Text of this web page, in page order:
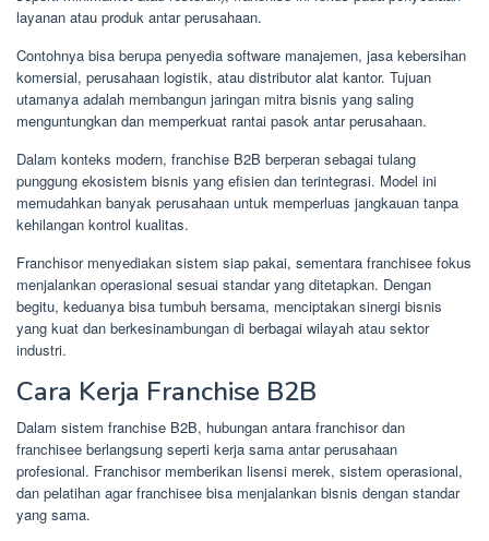
layanan atau produk antar perusahaan.
Contohnya bisa berupa penyedia software manajemen, jasa kebersihan
komersial, perusahaan logistik, atau distributor alat kantor. Tujuan
utamanya adalah membangun jaringan mitra bisnis yang saling
menguntungkan dan memperkuat rantai pasok antar perusahaan.
Dalam konteks modern, franchise B2B berperan sebagai tulang
punggung ekosistem bisnis yang efisien dan terintegrasi. Model ini
memudahkan banyak perusahaan untuk memperluas jangkauan tanpa
kehilangan kontrol kualitas.
Franchisor menyediakan sistem siap pakai, sementara franchisee fokus
menjalankan operasional sesuai standar yang ditetapkan. Dengan
begitu, keduanya bisa tumbuh bersama, menciptakan sinergi bisnis
yang kuat dan berkesinambungan di berbagai wilayah atau sektor
industri.
Cara Kerja Franchise B2B
Dalam sistem franchise B2B, hubungan antara franchisor dan
franchisee berlangsung seperti kerja sama antar perusahaan
profesional. Franchisor memberikan lisensi merek, sistem operasional,
dan pelatihan agar franchisee bisa menjalankan bisnis dengan standar
yang sama.